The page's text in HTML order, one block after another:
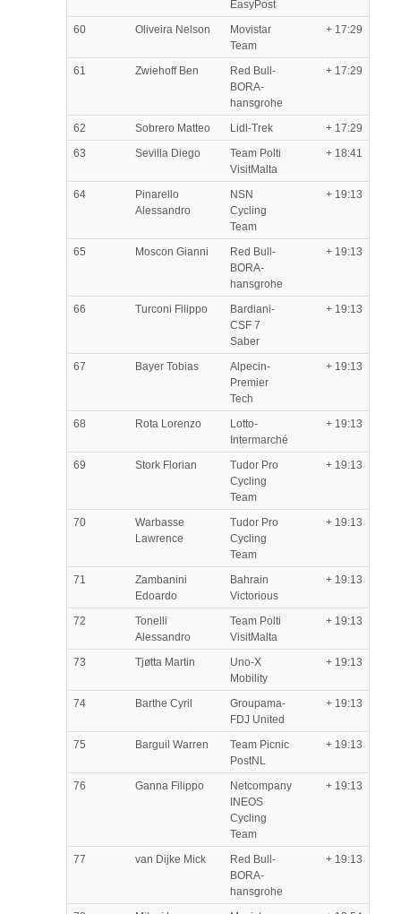
EasyPost
60 Oliveira Nelson
Movistar
Team
+ 17:29
61 Zwiehoff Ben
Red Bull-
BORA-
hansgrohe
+ 17:29
62 Sobrero Matteo Lidl-Trek
+ 17:29
63
Sevilla Diego
Team Polti
VisitMalta
+ 18:41
64
Pinarello
Alessandro
NSN
Cycling
Team
+ 19:13
65 Moscon Gianni
Red Bull-
BORA-
hansgrohe
+ 19:13
66 Turconi Filippo
Bardiani-
CSF 7
Saber
+ 19:13
67 Bayer Tobias
Alpecin-
Premier
Tech
+ 19:13
68 Rota Lorenzo
Lotto-
Intermarché
+ 19:13
69 Stork Florian
Tudor Pro
Cycling
Team
+ 19:13
70
Warbasse
Lawrence
Tudor Pro
Cycling
Team
+ 19:13
71
Zambanini
Edoardo
Bahrain
Victorious
+ 19:13
72
Tonelli
Alessandro
Team Polti
VisitMalta
+ 19:13
73 Tjøtta Martin
Uno-X
Mobility
+ 19:13
74 Barthe Cyril
Groupama-
FDJ United
+ 19:13
75 Barguil Warren
Team Picnic
PostNL
+ 19:13
76 Ganna Filippo
Netcompany
INEOS
Cycling
Team
+ 19:13
77 van Dijke Mick
Red Bull-
BORA-
hansgrohe
+ 19:13